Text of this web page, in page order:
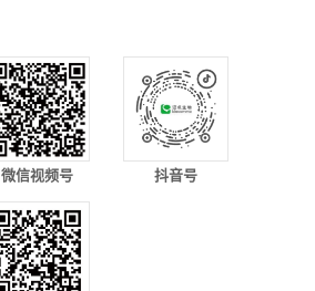
微信视频号 抖音号